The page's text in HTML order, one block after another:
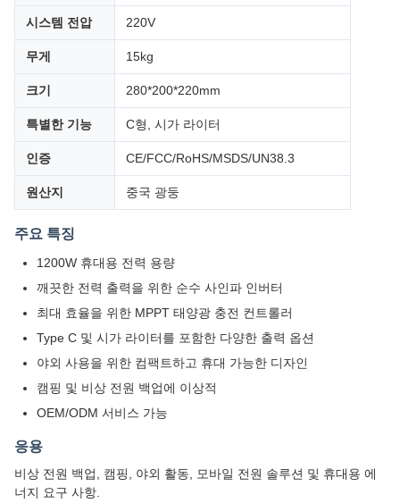
시스템 전압 220V
무게 15kg
크기 280*200*220mm
특별한 기능 C형, 시가 라이터
인증 CE/FCC/RoHS/MSDS/UN38.3
원산지 중국 광둥
주요 특징
1200W 휴대용 전력 용량
깨끗한 전력 출력을 위한 순수 사인파 인버터
최대 효율을 위한 MPPT 태양광 충전 컨트롤러
Type C 및 시가 라이터를 포함한 다양한 출력 옵션
야외 사용을 위한 컴팩트하고 휴대 가능한 디자인
캠핑 및 비상 전원 백업에 이상적
OEM/ODM 서비스 가능
응용
비상 전원 백업, 캠핑, 야외 활동, 모바일 전원 솔루션 및 휴대용 에
너지 요구 사항.